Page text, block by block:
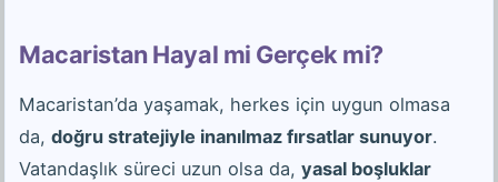
Macaristan Hayal mi Gerçek mi?
Macaristan’da yaşamak, herkes için uygun olmasa
da, doğru stratejiyle inanılmaz fırsatlar sunuyor.
Vatandaşlık süreci uzun olsa da, yasal boşluklar